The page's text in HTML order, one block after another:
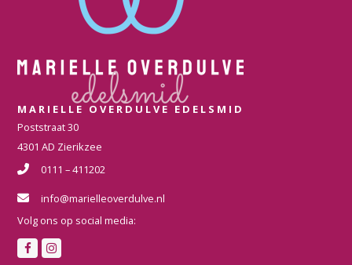
MARIELLE OVERDULVE EDELSMID
Poststraat 30
4301 AD Zierikzee
0111 – 411202
info@marielleoverdulve.nl
Volg ons op social media:
F